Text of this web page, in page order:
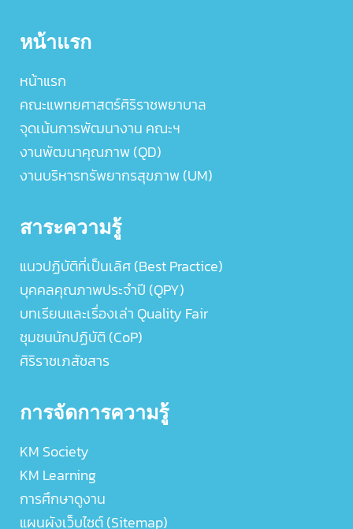
หน้าแรก
หน้าแรก
คณะแพทยศาสตร์ศิริราชพยาบาล
จุดเน้นการพัฒนางาน คณะฯ
งานพัฒนาคุณภาพ (QD)
งานบริหารทรัพยากรสุขภาพ (UM)
สาระความรู้
แนวปฏิบัติที่เป็นเลิศ (Best Practice)
บุคคลคุณภาพประจำปี (QPY)
บทเรียนและเรื่องเล่า Quality Fair
ชุมชนนักปฏิบัติ (CoP)
ศิริราชเภสัชสาร
การจัดการความรู้
KM Society
KM Learning
การศึกษาดูงาน
แผนผังเว็บไซต์ (Sitemap)